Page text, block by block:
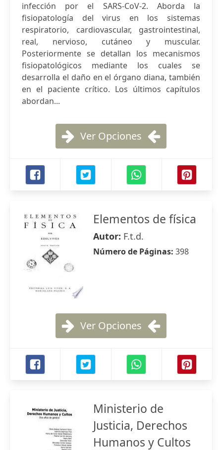
infección por el SARS-CoV-2. Aborda la
fisiopatología del virus en los sistemas
respiratorio, cardiovascular, gastrointestinal,
real, nervioso, cutáneo y muscular.
Posteriormente se detallan los mecanismos
fisiopatológicos mediante los cuales se
desarrolla el daño en el órgano diana, también
en el paciente crítico. Los últimos capítulos
abordan...
Ver Opciones
Elementos de física
Autor: F.t.d.
Número de Páginas: 398
Ver Opciones
Ministerio de
Justicia, Derechos
Humanos y Cultos